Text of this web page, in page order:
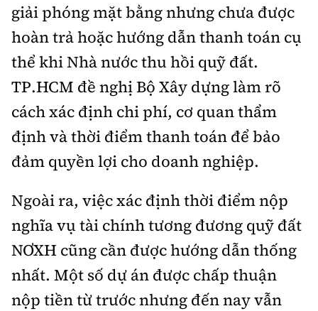
giải phóng mặt bằng nhưng chưa được
hoàn trả hoặc hướng dẫn thanh toán cụ
thể khi Nhà nước thu hồi quỹ đất.
TP.HCM đề nghị Bộ Xây dựng làm rõ
cách xác định chi phí, cơ quan thẩm
định và thời điểm thanh toán để bảo
đảm quyền lợi cho doanh nghiệp.
Ngoài ra, việc xác định thời điểm nộp
nghĩa vụ tài chính tương đương quỹ đất
NƠXH cũng cần được hướng dẫn thống
nhất. Một số dự án được chấp thuận
nộp tiền từ trước nhưng đến nay vẫn